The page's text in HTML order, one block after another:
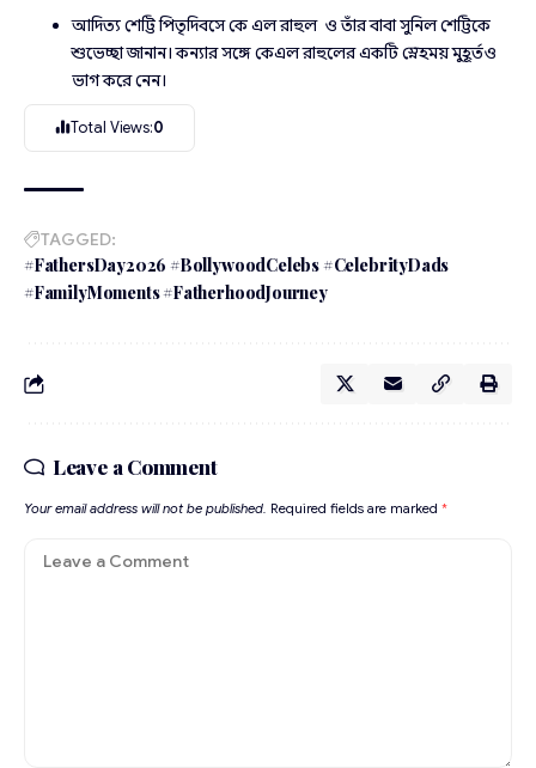
আদিত্য শেট্টি পিতৃদিবসে কে এল রাহুল ও তাঁর বাবা সুনিল শেট্টিকে
শুভেচ্ছা জানান। কন্যার সঙ্গে কেএল রাহুলের একটি স্নেহময় মুহূর্তও
ভাগ করে নেন।
Total Views:0
TAGGED:
#FathersDay2026 #BollywoodCelebs #CelebrityDads
#FamilyMoments #FatherhoodJourney
Leave a Comment
Your email address will not be published. Required fields are marked *